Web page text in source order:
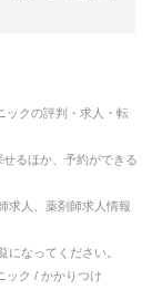
ックの評判・求人・転
るほか、予約ができる
求人、薬剤師求人情報
なってください。
ック / かかりつけ